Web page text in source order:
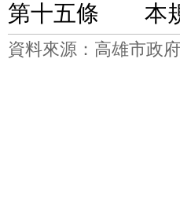
第十五條 本規
資料來源：高雄市政